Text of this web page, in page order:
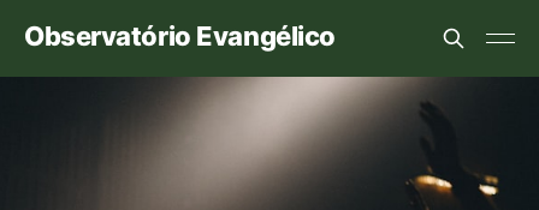
Observatório Evangélico